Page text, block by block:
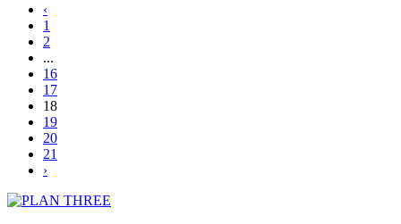
‹
1
2
...
16
17
18
19
20
21
›